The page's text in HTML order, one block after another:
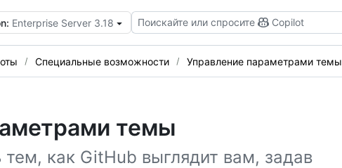
Enterprise Server 3.18 Поискайте или спросите Copilot
Специальные возможности Управление параметрами темы
темы
как GitHub выглядит вам, задав